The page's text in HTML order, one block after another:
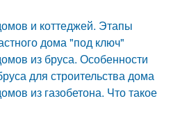
и коттеджей. Этапы
дома "под ключ"
из бруса. Особенности
для строительства дома
из газобетона. Что такое